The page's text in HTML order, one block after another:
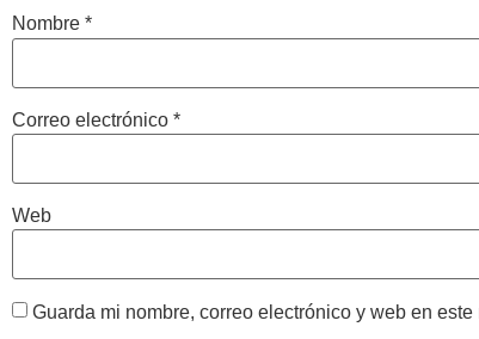
Nombre *
Correo electrónico *
Web
Guarda mi nombre, correo electrónico y web en